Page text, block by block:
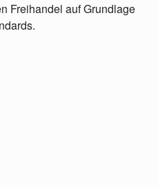
Freihandel auf Grundlage